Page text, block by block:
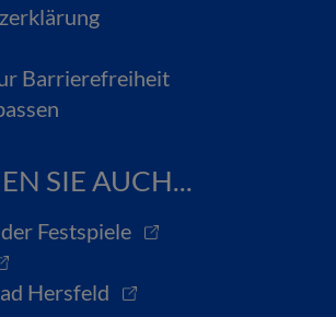
Barrierefreiheit
SIE AUCH...
Festspiele
Hersfeld